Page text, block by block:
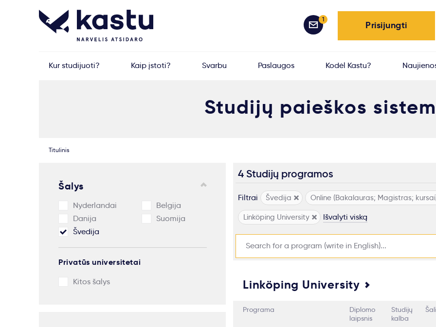
Prisijungti
1
Kur studijuoti? Kaip įstoti? Svarbu Paslaugos Kodėl Kastu?
Studijų paieškos
Titulinis
4 Studijų programos
Filtrai Švedija Online (Bakalauras; Magistras;
Linköping University Išvalyti viską
Šalys
Nyderlandai
Belgija
Danija
Suomija
Švedija
Privatūs universitetai
Kitos šalys Linköping University
Programa
Diplomo
laipsnis
Studijų
kalba